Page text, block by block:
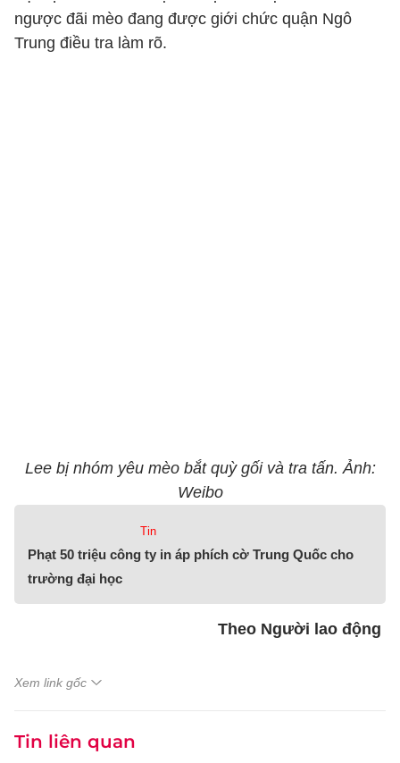
ngược đãi mèo đang được giới chức quận Ngô
Trung điều tra làm rõ.
Lee bị nhóm yêu mèo bắt quỳ gối và tra tấn. Ảnh:
Weibo
Tin
Phạt 50 triệu công ty in áp phích cờ Trung Quốc cho
trường đại học
Theo Người lao động
Xem link gốc
Tin liên quan